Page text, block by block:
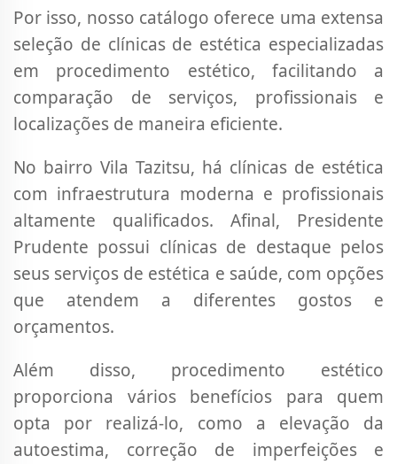
Por isso, nosso catálogo oferece uma extensa
seleção de clínicas de estética especializadas
em procedimento estético, facilitando a
comparação de serviços, profissionais e
localizações de maneira eficiente.
No bairro Vila Tazitsu, há clínicas de estética
com infraestrutura moderna e profissionais
altamente qualificados. Afinal, Presidente
Prudente possui clínicas de destaque pelos
seus serviços de estética e saúde, com opções
que atendem a diferentes gostos e
orçamentos.
Além disso, procedimento estético
proporciona vários benefícios para quem
opta por realizá-lo, como a elevação da
autoestima, correção de imperfeições e